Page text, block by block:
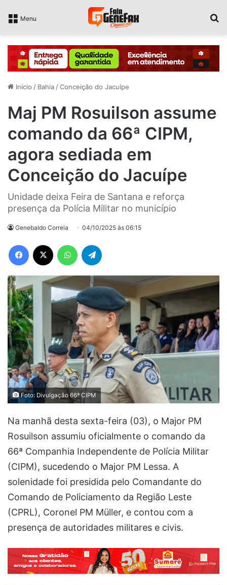
Menu
Início / Bahia /Conceição do Jacuípe
Maj PM Rosuilson assume
comando da 66ª CIPM,
agora sediada em
Conceição do Jacuípe
Unidade deixa Feira de Santana e reforça
presença da Polícia Militar no município
Genebaldo Correia 04/10/2025 às 06:15
Facebook WhatsApp
Foto: Divulgação 66ª CIPM
Na manhã desta sexta-feira (03), o Major PM
Rosuilson assumiu oficialmente o comando da
66ª Companhia Independente de Polícia Militar
(CIPM), sucedendo o Major PM Lessa. A
solenidade foi presidida pelo Comandante do
Comando de Policiamento da Região Leste
(CPRL), Coronel PM Müller, e contou com a
presença de autoridades militares e civis.